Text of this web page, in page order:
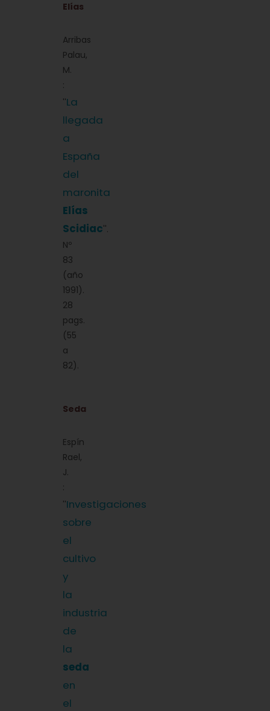
Elías
Arribas
Palau,
M.
:
''La
llegada
a
España
del
maronita
Elías
Scidiac''.
Nº
83
(año
1991).
28
pags.
(55
a
82).
Seda
Espín
Rael,
J.
:
''Investigaciones
sobre
el
cultivo
y
la
industria
de
la
seda
en
el